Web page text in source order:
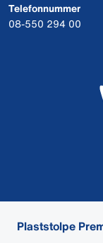
Plaststolpe
Telefonnummer
08-550 294 00
© 2026 DeLaval